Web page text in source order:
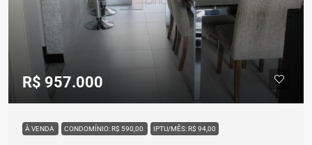
R$ 957.000
À VENDA CONDOMÍNIO: R$ 590,00 IPTU/MÊS: R$ 94,00